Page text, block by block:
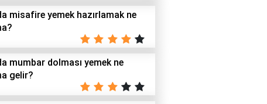
misafire yemek hazırlamak ne
mumbar dolması yemek ne
gelir?